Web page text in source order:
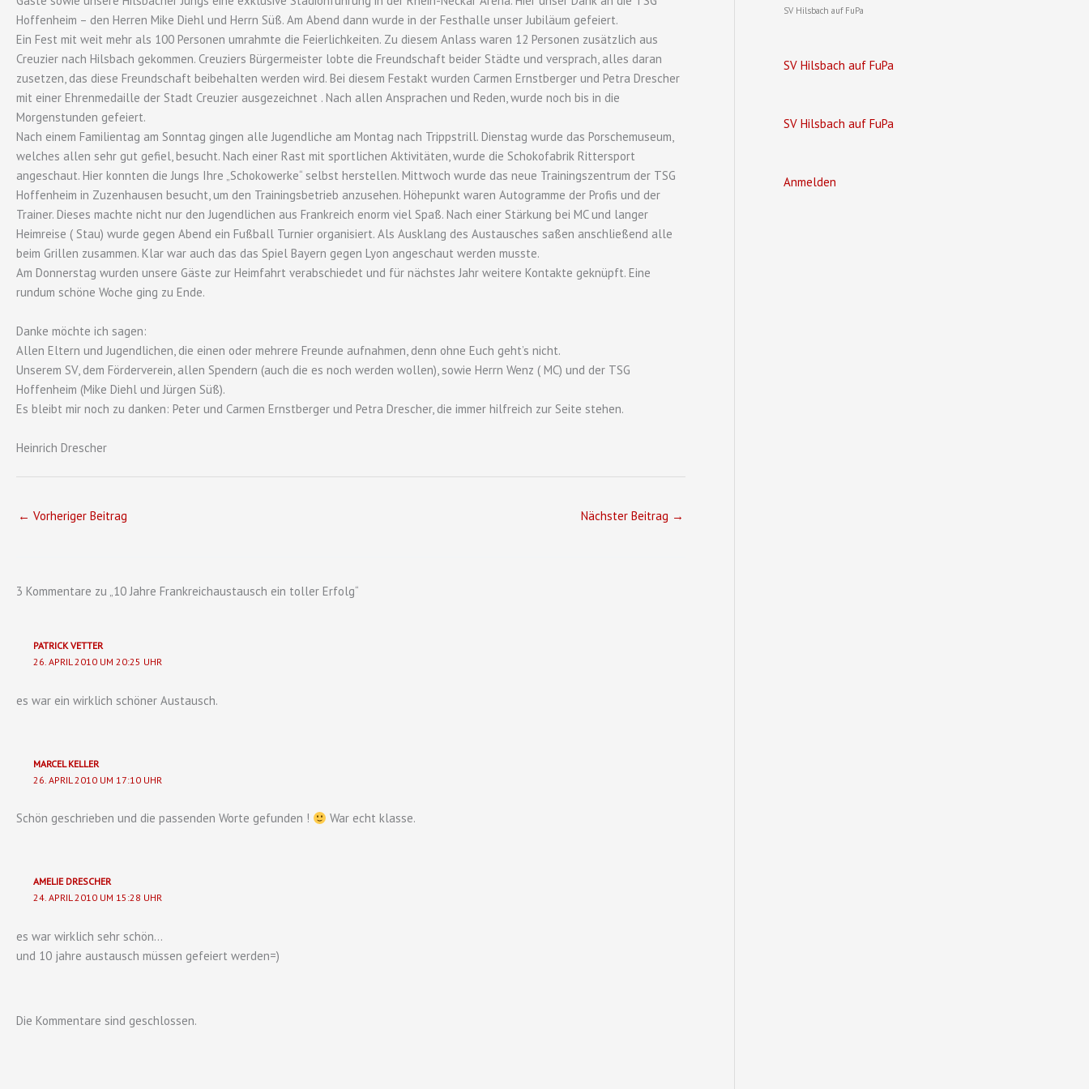
Hoffenheim – den Herren Mike Diehl und Herrn Süß. Am Abend dann wurde in der Festhalle unser Jubiläum gefeiert.
Ein Fest mit weit mehr als 100 Personen umrahmte die Feierlichkeiten. Zu diesem Anlass waren 12 Personen zusätzlich aus
Creuzier nach Hilsbach gekommen. Creuziers Bürgermeister lobte die Freundschaft beider Städte und versprach, alles daran
zusetzen, das diese Freundschaft beibehalten werden wird. Bei diesem Festakt wurden Carmen Ernstberger und Petra Drescher
mit einer Ehrenmedaille der Stadt Creuzier ausgezeichnet . Nach allen Ansprachen und Reden, wurde noch bis in die
Morgenstunden gefeiert.
Nach einem Familientag am Sonntag gingen alle Jugendliche am Montag nach Trippstrill. Dienstag wurde das Porschemuseum,
welches allen sehr gut gefiel, besucht. Nach einer Rast mit sportlichen Aktivitäten, wurde die Schokofabrik Rittersport
angeschaut. Hier konnten die Jungs Ihre „Schokowerke“ selbst herstellen. Mittwoch wurde das neue Trainingszentrum der TSG
Hoffenheim in Zuzenhausen besucht, um den Trainingsbetrieb anzusehen. Höhepunkt waren Autogramme der Profis und der
Trainer. Dieses machte nicht nur den Jugendlichen aus Frankreich enorm viel Spaß. Nach einer Stärkung bei MC und langer
Heimreise ( Stau) wurde gegen Abend ein Fußball Turnier organisiert. Als Ausklang des Austausches saßen anschließend alle
beim Grillen zusammen. Klar war auch das das Spiel Bayern gegen Lyon angeschaut werden musste.
Am Donnerstag wurden unsere Gäste zur Heimfahrt verabschiedet und für nächstes Jahr weitere Kontakte geknüpft. Eine
rundum schöne Woche ging zu Ende.
Danke möchte ich sagen:
Allen Eltern und Jugendlichen, die einen oder mehrere Freunde aufnahmen, denn ohne Euch geht’s nicht.
Unserem SV, dem Förderverein, allen Spendern (auch die es noch werden wollen), sowie Herrn Wenz ( MC) und der TSG
Hoffenheim (Mike Diehl und Jürgen Süß).
Es bleibt mir noch zu danken: Peter und Carmen Ernstberger und Petra Drescher, die immer hilfreich zur Seite stehen.
Heinrich Drescher
← Vorheriger Beitrag Nächster Beitrag →
3 Kommentare zu „10 Jahre Frankreichaustausch ein toller Erfolg“
PATRICK VETTER
26. APRIL 2010 UM 20:25 UHR
es war ein wirklich schöner Austausch.
MARCEL KELLER
26. APRIL 2010 UM 17:10 UHR
Schön geschrieben und die passenden Worte gefunden ! War echt klasse.
AMELIE DRESCHER
24. APRIL 2010 UM 15:28 UHR
es war wirklich sehr schön…
und 10 jahre austausch müssen gefeiert werden=)
Die Kommentare sind geschlossen.
SV Hilsbach auf FuPa
SV Hilsbach auf FuPa
SV Hilsbach auf FuPa
Anmelden